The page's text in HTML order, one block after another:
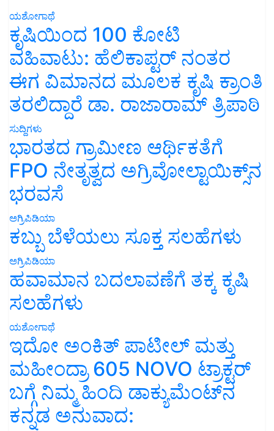
ಯಶೋಗಾಥೆ
ಕೃಷಿಯಿಂದ 100 ಕೋಟಿ
ವಹಿವಾಟು: ಹೆಲಿಕಾಪ್ಟರ್ ನಂತರ
ಈಗ ವಿಮಾನದ ಮೂಲಕ ಕೃಷಿ ಕ್ರಾಂತಿ
ತರಲಿದ್ದಾರೆ ಡಾ. ರಾಜಾರಾಮ್ ತ್ರಿಪಾಠಿ
ಸುದ್ದಿಗಳು
ಭಾರತದ ಗ್ರಾಮೀಣ ಆರ್ಥಿಕತೆಗೆ
FPO ನೇತೃತ್ವದ ಅಗ್ರಿವೋಲ್ಟಾಯಿಕ್ಸ್‌ನ
ಭರವಸೆ
ಅಗ್ರಿಪಿಡಿಯಾ
ಕಬ್ಬು ಬೆಳೆಯಲು ಸೂಕ್ತ ಸಲಹೆಗಳು
ಅಗ್ರಿಪಿಡಿಯಾ
ಹವಾಮಾನ ಬದಲಾವಣೆಗೆ ತಕ್ಕ ಕೃಷಿ
ಸಲಹೆಗಳು
ಯಶೋಗಾಥೆ
ಇದೋ ಅಂಕಿತ್ ಪಾಟೀಲ್ ಮತ್ತು
ಮಹೀಂದ್ರಾ 605 NOVO ಟ್ರಾಕ್ಟರ್
ಬಗ್ಗೆ ನಿಮ್ಮ ಹಿಂದಿ ಡಾಕ್ಯುಮೆಂಟ್‌ನ
ಕನ್ನಡ ಅನುವಾದ: